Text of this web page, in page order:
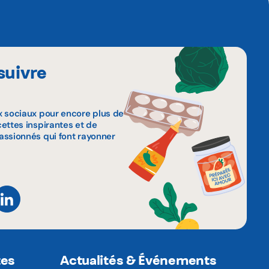
sociaux pour encore plus de
inspirantes et de
qui font rayonner
Actualités & Événements